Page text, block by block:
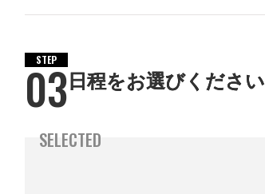
STEP
03 日程をお選びください
SELECTED